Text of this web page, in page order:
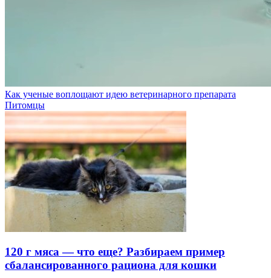
Как ученые воплощают идею ветеринарного препарата
Питомцы
120 г мяса — что еще? Разбираем пример
сбалансированного рациона для кошки